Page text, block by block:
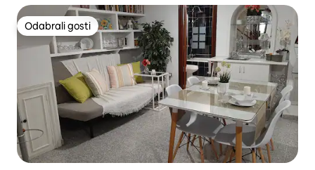
Odabrali gosti
Odabrali gosti